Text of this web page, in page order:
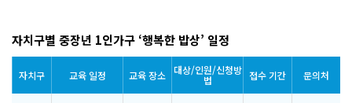
자치구별 중장년 1인가구 ‘행복한 밥상’ 일정
자치구 교육 일정 교육 장소 대상/인원/신청방
법 접수 기간 문의처